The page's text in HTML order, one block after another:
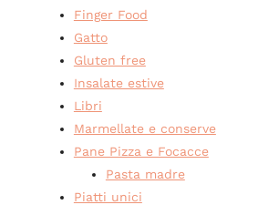
Finger Food
Gatto
Gluten free
Insalate estive
Libri
Marmellate e conserve
Pane Pizza e Focacce
Pasta madre
Piatti unici